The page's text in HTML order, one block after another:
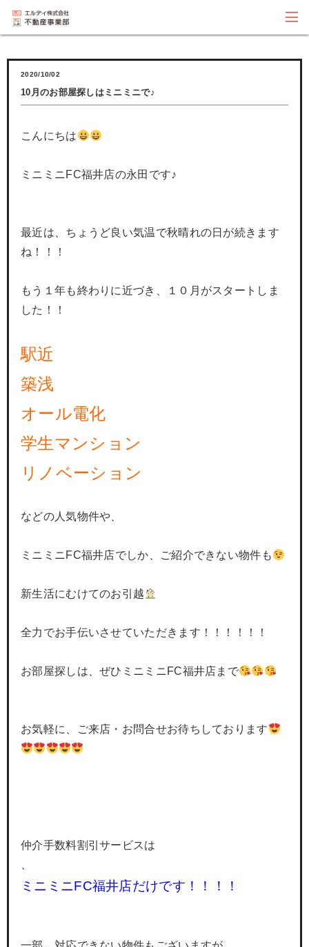
2020/10/02
10月のお部屋探しはミニミニで♪
こんにちは
ミニミニFC福井店の永田です♪
最近は、ちょうど良い気温で秋晴れの日が続きます
ね！！！
もう１年も終わりに近づき、１０月がスタートしま
した！！
駅近
築浅
オール電化
学生マンション
リノベーション
などの人気物件や、
ミニミニFC福井店でしか、ご紹介できない物件も
新生活にむけてのお引越
全力でお手伝いさせていただきます！！！！！！
お部屋探しは、ぜひミニミニFC福井店まで
お気軽に、ご来店・お問合せお待ちしております
仲介手数料割引サービスは
ミニミニFC福井店だけです！！！！